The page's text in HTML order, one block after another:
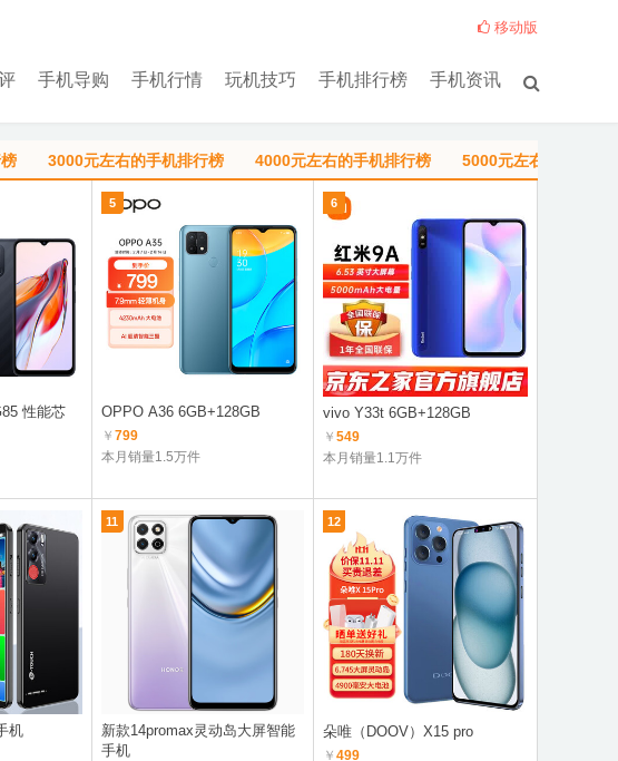
手机导购 手机行情 玩机技巧 手机排行榜 手机资讯
移动版
3000元左右的手机排行榜 4000元左右的手机排行榜 5000元左右的手机排
性能芯
5
OPPO A36 6GB+128GB
￥ 799
本月销量1.5万件
6
vivo Y33t 6GB+128GB
￥549
本月销量1.1万件
机
11
新款14promax灵动岛大屏智能
手机
12
朵唯（DOOV）X15 pro
￥499